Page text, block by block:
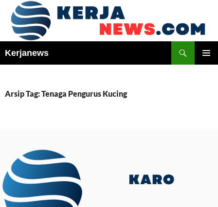
Langsung
Kerjanews
Arsip Tag: Tenaga Pengurus Kucing